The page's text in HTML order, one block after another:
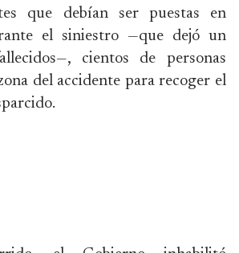
que debían ser puestas en
el siniestro —que dejó un
cientos de personas
del accidente para recoger el